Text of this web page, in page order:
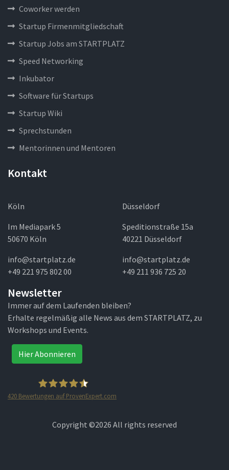
Coworker werden
Startup Firmenmitgliedschaft
Startup Jobs am STARTPLATZ
Speed Networking
Inkubator
Software für Startups
Startup Wiki
Sprechstunden
Mentorinnen und Mentoren
Kontakt
Köln
Im Mediapark 5
50670 Köln
info@startplatz.de
+49 221 975 802 00
Düsseldorf
Speditionstraße 15a
40221 Düsseldorf
info@startplatz.de
+49 211 936 725 20
Newsletter
Immer auf dem Laufenden bleiben?
Erhalte regelmäßig alle News aus dem STARTPLATZ, zu
Workshops und Events.
Hier Abonnieren
420 Bewertungen auf ProvenExpert.com
Copyright ©2026 All rights reserved